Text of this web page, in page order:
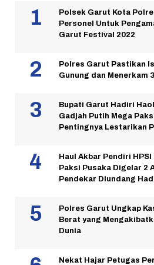
Polsek Garut Kota
Personel Untuk
Garut Festival 2022
Polres Garut Pastikan
Gunung dan Menerkam
Bupati Garut Hadiri
Gadjah Putih Mega
Pentingnya Lestarikan
Haul Akbar Pendiri
Paksi Pusaka Digelar 2
Pendekar Diundang
Polres Garut Ungkap
Berat yang
Dunia
Nekat Hajar Petugas